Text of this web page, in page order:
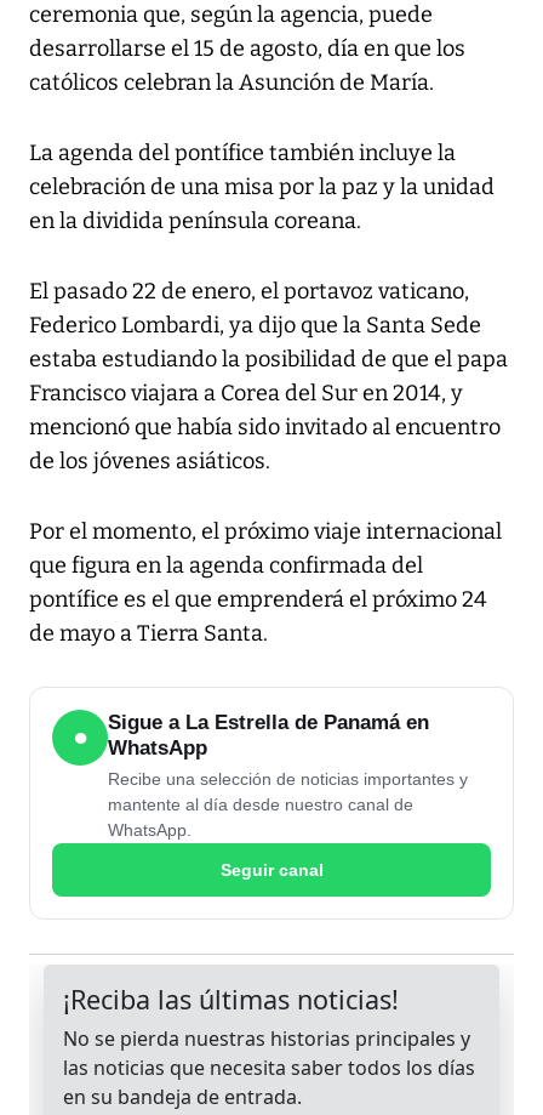
ceremonia que, según la agencia, puede
desarrollarse el 15 de agosto, día en que los
católicos celebran la Asunción de María.
La agenda del pontífice también incluye la
celebración de una misa por la paz y la unidad
en la dividida península coreana.
El pasado 22 de enero, el portavoz vaticano,
Federico Lombardi, ya dijo que la Santa Sede
estaba estudiando la posibilidad de que el papa
Francisco viajara a Corea del Sur en 2014, y
mencionó que había sido invitado al encuentro
de los jóvenes asiáticos.
Por el momento, el próximo viaje internacional
que figura en la agenda confirmada del
pontífice es el que emprenderá el próximo 24
de mayo a Tierra Santa.
●
Sigue a La Estrella de Panamá en
WhatsApp
Recibe una selección de noticias importantes y
mantente al día desde nuestro canal de
WhatsApp.
Seguir canal